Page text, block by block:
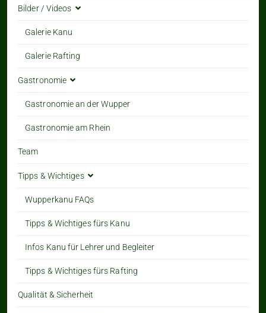
Bilder / Videos
Galerie Kanu
Galerie Rafting
Gastronomie
Gastronomie an der Wupper
Gastronomie am Rhein
Team
Tipps & Wichtiges
Wupperkanu FAQs
Tipps & Wichtiges fürs Kanu
Infos Kanu für Lehrer und Begleiter
Tipps & Wichtiges fürs Rafting
Qualität & Sicherheit